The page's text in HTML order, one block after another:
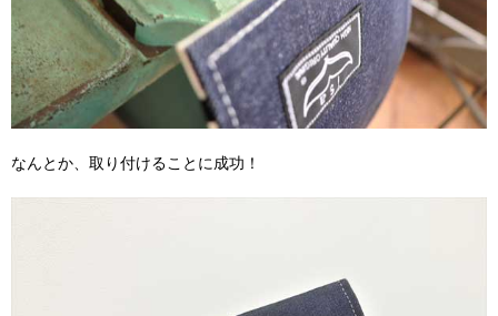
なんとか、取り付けることに成功！